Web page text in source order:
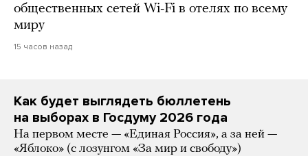
общественных сетей Wi-Fi в отелях по всему
миру
15 часов назад
Как будет выглядеть бюллетень
на выборах в Госдуму 2026 года
На первом месте — «Единая Россия», а за ней —
«Яблоко» (с лозунгом «За мир и свободу»)